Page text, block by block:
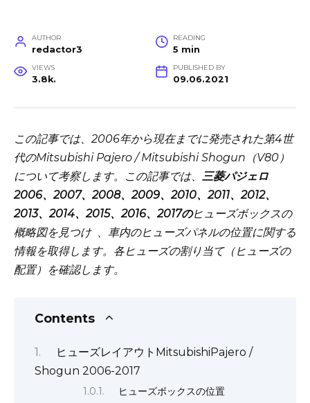
AUTHOR
redactor3
READING
5 min
VIEWS
3.8k.
PUBLISHED BY
09.06.2021
この記事では、2006年から現在までに発売された第4世
代のMitsubishi Pajero / Mitsubishi Shogun（V80）
について考察します。
この記事では、
三菱パジェロ
2006、2007、2008、2009、2010、2011、2012、
2013、2014、2015、2016、2017のヒューズボックスの
概略図を見つけ 、車内のヒューズパネルの位置に関する
情報を取得します。各ヒューズの割り当て（ヒューズの
配置）を確認します。
Contents
ヒューズレイアウトMitsubishiPajero /
Shogun 2006-2017
ヒューズボックスの位置